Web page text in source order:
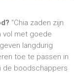
"Chia zaden zijn
vol met goede
langdurig
toe te passen in
de boodschappers